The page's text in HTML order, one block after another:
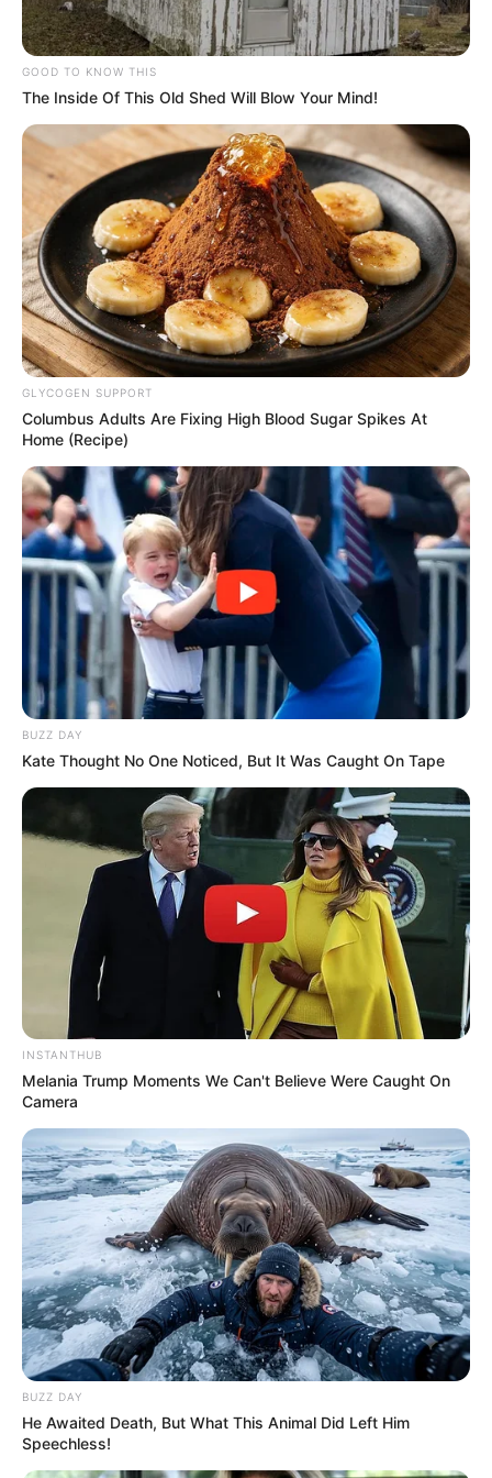
aumentar a renda com a venda de amigurumis,
preparamos este conteúdo. Aqui, você encontrará
26
receitas de amigurumi grátis , além de um
Portanto, continue a leitura para ter acesso a
tudo isso e muito mais agora mesmo!
Veja também:
Cacto de Crochê: 9 Receitas e Passo a Passos
Fáceis
Índice
Receita de amigurumi: passo a passo
25 Receitas de amigurumi para baixar grátis
1. Aviador ou piloto de avião
3. Pedreiro ou mestre de obras
5. Violinista
7. Radialista
8. Fisioterapeuta ou médico
9. Secretária ou executiva
10. Veterinário
11. Soldado
12. Advogado ou juiz
13. Agricultor
14. Cantor
15. Telefonista ou telemarketing
16. Gari
18. Goleiro ou jogador de futebol
19. Artesã ou artista
20. Bibliotecária ou professora
GOOD TO KNOW THIS
The Inside Of This Old Shed Will Blow Your Mind!
GLYCOGEN SUPPORT
Columbus Adults Are Fixing High Blood Sugar Spikes At
Home (Recipe)
BUZZ DAY
Kate Thought No One Noticed, But It Was Caught On Tape
INSTANTHUB
Melania Trump Moments We Can't Believe Were Caught On
Camera
BUZZ DAY
He Awaited Death, But What This Animal Did Left Him
Speechless!